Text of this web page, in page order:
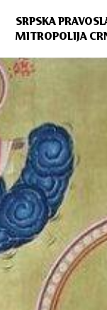
SRPSKA
MITROPOLIJA